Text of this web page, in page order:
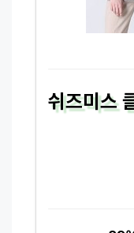
쉬즈미스